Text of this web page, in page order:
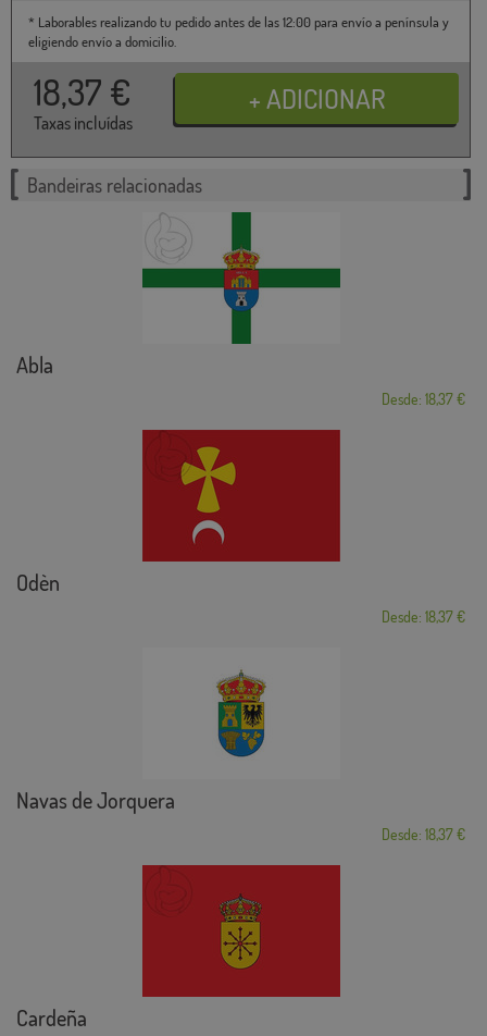
* Laborables realizando tu pedido antes de las 12:00 para envío a península y
eligiendo envío a domicilio.
18,37 €
Taxas incluídas
Bandeiras relacionadas
Abla
Desde: 18,37 €
Odèn
Desde: 18,37 €
Navas de Jorquera
Desde: 18,37 €
Cardeña